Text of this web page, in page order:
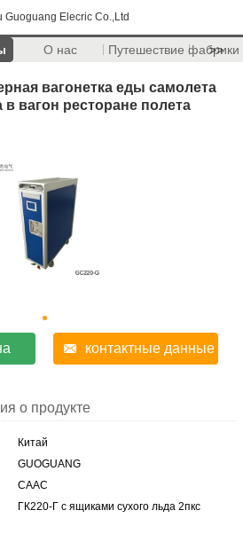
Guoguang Elecric Co.,Ltd
О нас Путешествие фабрики
>>
вагонетка еды самолета
вагон ресторане полета
контактные данные
о продукте
Китай
GUOGUANG
CAAC
ГК220-Г с ящиками сухого льда 2пкс